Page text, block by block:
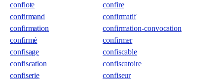
confiote
confire
confirmand
confirmatif
confirmation
confirmation-convocation
confirmé
confirmer
confisage
confiscable
confiscation
confiscatoire
confiserie
confiseur